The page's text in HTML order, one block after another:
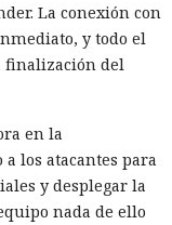
La conexión con
y todo el
finalización del
en la
los atacantes para
y desplegar la
nada de ello